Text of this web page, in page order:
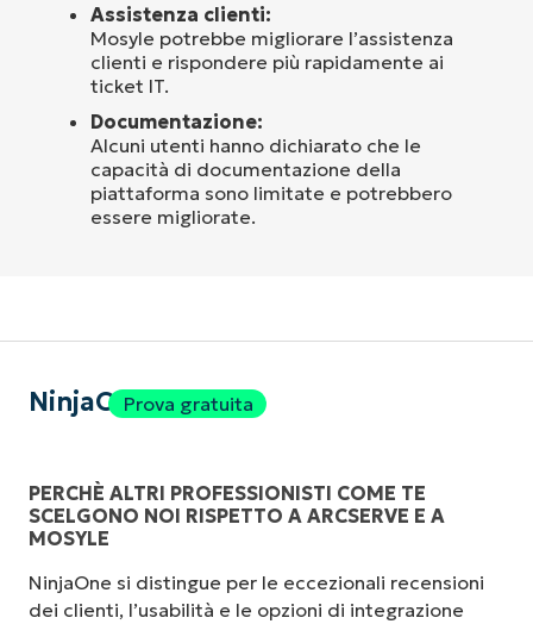
Assistenza clienti:
Mosyle potrebbe migliorare l’assistenza
clienti e rispondere più rapidamente ai
ticket IT.
Documentazione:
Alcuni utenti hanno dichiarato che le
capacità di documentazione della
piattaforma sono limitate e potrebbero
essere migliorate.
NinjaOneProva gratuita
PERCHÈ ALTRI PROFESSIONISTI COME TE
SCELGONO NOI RISPETTO A ARCSERVE E A
MOSYLE
NinjaOne si distingue per le eccezionali recensioni
dei clienti, l’usabilità e le opzioni di integrazione